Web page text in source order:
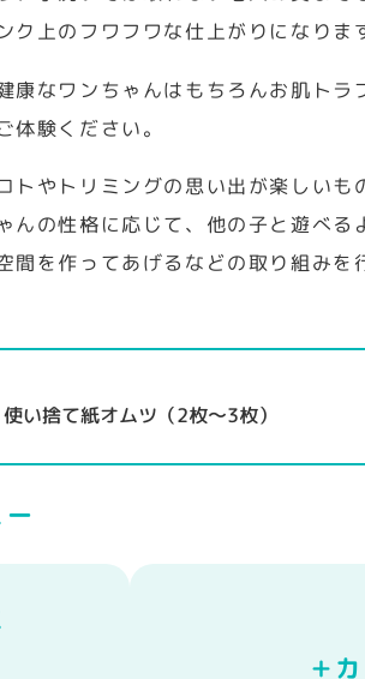
ク上のフワフワな仕上がりになりま
康なワンちゃんはもちろんお肌トラ
体験ください。
トやトリミングの思い出が楽しいも
んの性格に応じて、他の子と遊べる
間を作ってあげるなどの取り組みを
使い捨て紙オムツ（2枚〜3枚）
＋